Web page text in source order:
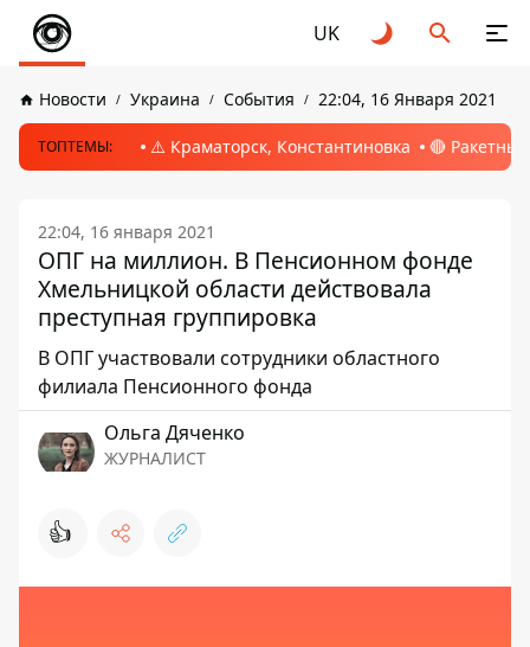
UK
Новости Украина События 22:04, 16 Января 2021
ТОПТЕМЫ: ⚠️ Краматорск, Константиновка 🔴
22:04, 16 января 2021
ОПГ на миллион. В Пенсионном фонде
Хмельницкой области действовала
преступная группировка
В ОПГ участвовали сотрудники областного
филиала Пенсионного фонда
Ольга Дяченко
ЖУРНАЛИСТ
👍